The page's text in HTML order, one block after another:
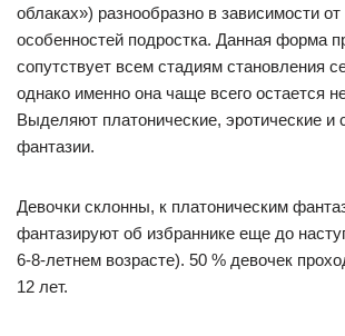
облаках») разнообразно в зависимости
особенностей подростка. Данная форма
сопутствует всем стадиям становления
однако именно она чаще всего остается
Выделяют платонические, эротические и
фантазии.
Девочки склонны, к платоническим
фантазируют об избраннике еще до
6-8-летнем возрасте). 50 % девочек
12 лет.